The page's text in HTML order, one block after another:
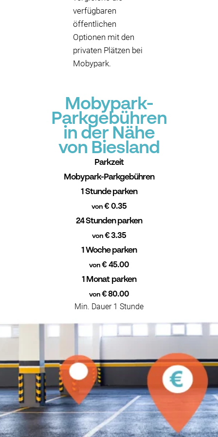
verfügbaren
öffentlichen
Optionen mit den
privaten Plätzen bei
Mobypark.
Mobypark-
Parkgebühren
in der Nähe
von Biesland
Parkzeit
Mobypark-Parkgebühren
1 Stunde parken
von € 0.35
24 Stunden parken
von€ 3.35
1 Woche parken
von € 45.00
1 Monat parken
von€ 80.00
Min. Dauer 1 Stunde